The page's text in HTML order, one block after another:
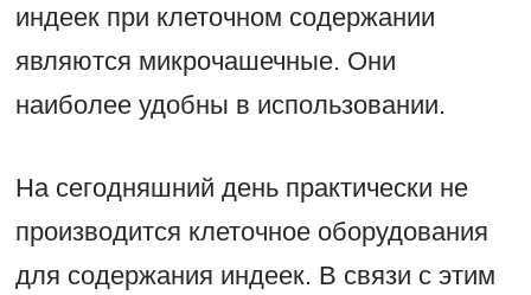
индеек при клеточном содержании
являются микрочашечные. Они
наиболее удобны в использовании.
На сегодняшний день практически не
производится клеточное оборудования
для содержания индеек. В связи с этим